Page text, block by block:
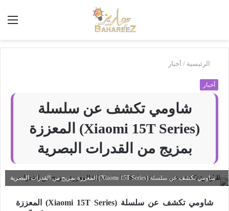
بَهاريز
الرئيسية / أخبار
أخبار
شاومي تكشف عن سلسلة
(Xiaomi 15T Series) المعززة
بمزيج من القدرات البصرية
شاومي تكشف عن سلسلة (Xiaomi 15T Series) المعززة بمزيج من القدرات البصرية
شاومي تكشف عن سلسلة (Xiaomi 15T Series) المعززة